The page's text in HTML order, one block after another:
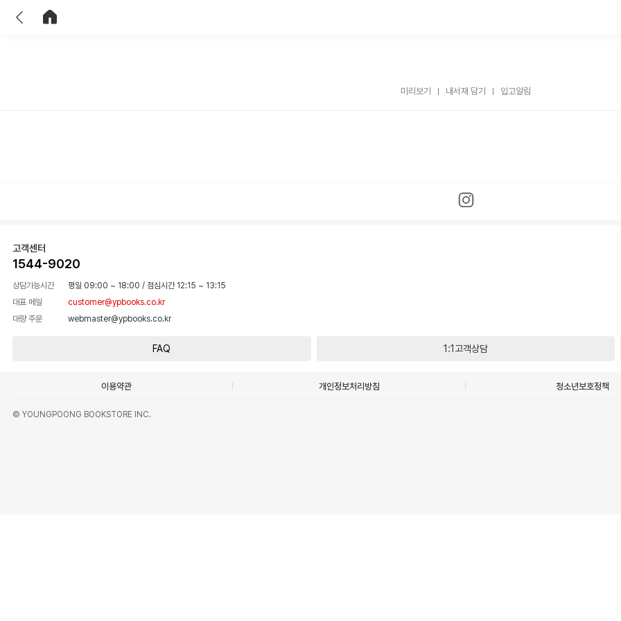
미리보기 내서재 담기 입고알림
고객센터
1544-9020
상담가능시간 평일 09:00 ~ 18:00 / 점심시간 12:15 ~ 13:15
대표 메일
customer@ypbooks.co.kr
대량 주문
webmaster@ypbooks.co.kr
FAQ 1:1고객상담
이용약관 개인정보처리방침 청소년보호정책
© YOUNGPOONG BOOKSTORE INC.